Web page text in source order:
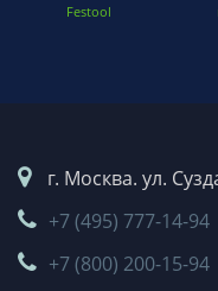
Festool
г. Москва. ул.
+7 (495) 777-14-94
+7 (800) 200-15-94